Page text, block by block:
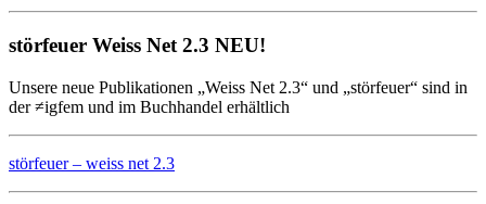
störfeuer Weiss Net 2.3 NEU!
Unsere neue Publikationen „Weiss Net 2.3“ und „störfeuer“ sind in
der ≠igfem und im Buchhandel erhältlich
störfeuer – weiss net 2.3